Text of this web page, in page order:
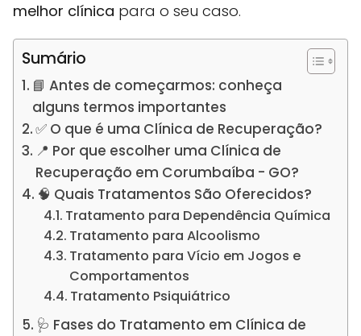
melhor clínica para o seu caso.
Sumário
📘 Antes de começarmos: conheça
alguns termos importantes
✅ O que é uma Clínica de Recuperação?
📍 Por que escolher uma Clínica de
Recuperação em Corumbaíba - GO?
🧠 Quais Tratamentos São Oferecidos?
Tratamento para Dependência Química
Tratamento para Alcoolismo
Tratamento para Vício em Jogos e
Comportamentos
Tratamento Psiquiátrico
🩺 Fases do Tratamento em Clínica de